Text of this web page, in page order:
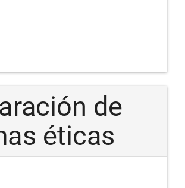
de
éticas